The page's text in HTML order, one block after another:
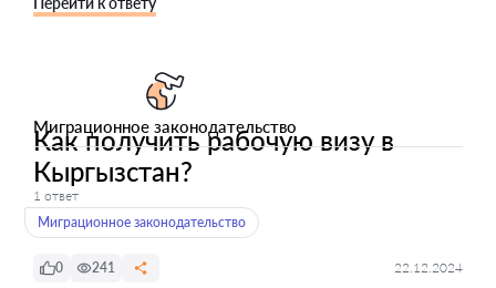
Миграционное законодательство
Как получить рабочую визу в
Кыргызстан?
1 ответ
Миграционное законодательство
0 241 22.12.2024